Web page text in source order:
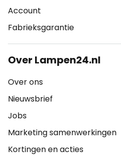
Account
Fabrieksgarantie
Over Lampen24.nl
Over ons
Nieuwsbrief
Jobs
Marketing samenwerkingen
Kortingen en acties